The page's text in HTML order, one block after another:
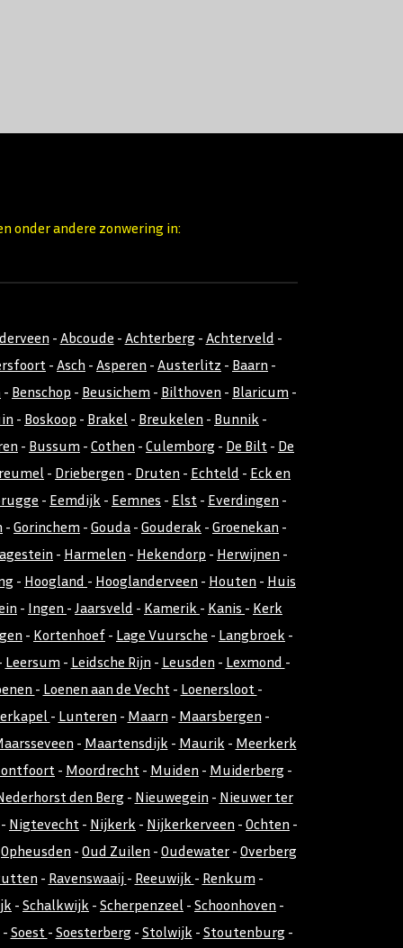
onder andere zonwering in:
- Abcoude - Achterberg - Achterveld -
- Asch - Asperen - Austerlitz - Baarn -
- Benschop - Beusichem - Bilthoven - Blaricum -
- Boskoop - Brakel - Breukelen - Bunnik -
- Bussum - Cothen - Culemborg - De Bilt - De
- Driebergen - Druten - Echteld - Eck en
- Eemdijk - Eemnes - Elst - Everdingen -
- Gorinchem - Gouda - Gouderak - Groenekan -
- Harmelen - Hekendorp - Herwijnen -
- Hoogland - Hooglanderveen - Houten - Huis
- Ingen - Jaarsveld - Kamerik - Kanis - Kerk
- Kortenhoef - Lage Vuursche - Langbroek -
Leersum - Leidsche Rijn - Leusden - Lexmond -
- Loenen aan de Vecht - Loenersloot -
- Lunteren - Maarn - Maarsbergen -
- Maartensdijk - Maurik - Meerkerk
- Moordrecht - Muiden - Muiderberg -
den Berg - Nieuwegein - Nieuwer ter
Nigtevecht - Nijkerk - Nijkerkerveen - Ochten -
Opheusden - Oud Zuilen - Oudewater - Overberg
- Ravenswaaij - Reeuwijk - Renkum -
- Schalkwijk - Scherpenzeel - Schoonhoven -
- Soest - Soesterberg - Stolwijk - Stoutenburg -